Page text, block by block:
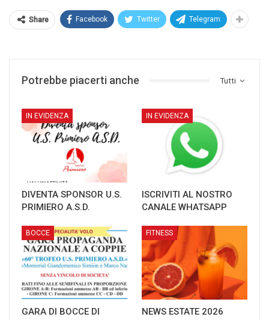
Share Facebook Twitter Telegram
Tutti
Potrebbe piacerti anche
IN EVIDENZA
DIVENTA SPONSOR U.S.
PRIMIERO A.S.D.
IN EVIDENZA
ISCRIVITI AL NOSTRO
CANALE WHATSAPP
BOCCE
GARA DI BOCCE DI
FITNESS
NEWS ESTATE 2026